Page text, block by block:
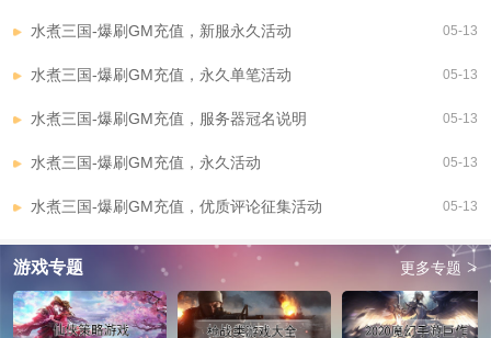
水煮三国-爆刷GM充值，新服永久活动 05-13
水煮三国-爆刷GM充值，永久单笔活动 05-13
水煮三国-爆刷GM充值，服务器冠名说明 05-13
水煮三国-爆刷GM充值，永久活动 05-13
水煮三国-爆刷GM充值，优质评论征集活动 05-13
游戏专题 更多专题 >